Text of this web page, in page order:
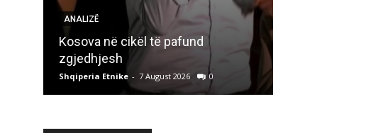
ANALIZË
Kosova në cikël të pafund
zgjedhjesh
Shqiperia Etnike - 7 August 2026 0